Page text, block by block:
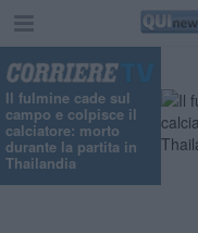
Il fulmine cade sul
campo e colpisce il
calciatore: morto
durante la partita in
Thailandia